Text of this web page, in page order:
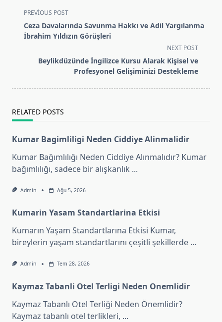
<span
class="nav-
subtitle
reader-
text">Page</span>
PREVIOUS POST
Ceza Davalarında Savunma Hakkı ve Adil Yargılanma
İbrahim Yıldızın Görüşleri
NEXT POST
Beylikdüzünde İngilizce Kursu Alarak Kişisel ve
Profesyonel Gelişiminizi Destekleme
RELATED POSTS
Kumar Bagimliligi Neden Ciddiye Alinmalidir
Kumar Bağımlılığı Neden Ciddiye Alınmalıdır? Kumar
bağımlılığı, sadece bir alışkanlık ...
Admin Ağu 5, 2026
Kumarin Yasam Standartlarina Etkisi
Kumarın Yaşam Standartlarına Etkisi Kumar,
bireylerin yaşam standartlarını çeşitli şekillerde ...
Admin Tem 28, 2026
Kaymaz Tabanli Otel Terligi Neden Onemlidir
Kaymaz Tabanlı Otel Terliği Neden Önemlidir?
Kaymaz tabanlı otel terlikleri, ...